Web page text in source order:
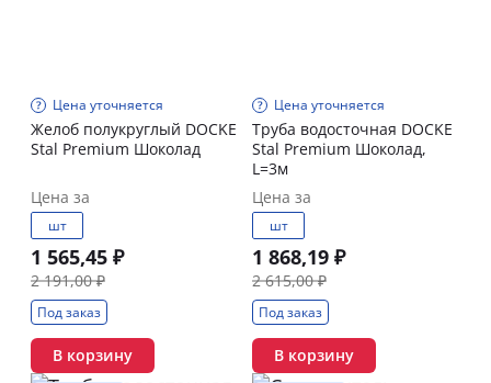
Цена уточняется
Желоб полукруглый DOCKE
Stal Premium Шоколад
Цена за
шт
1 565,45 ₽
2 191,00 ₽
Под заказ
В корзину
Цена уточняется
Труба водосточная DOCKE
Stal Premium Шоколад,
L=3м
Цена за
шт
1 868,19 ₽
2 615,00 ₽
Под заказ
В корзину